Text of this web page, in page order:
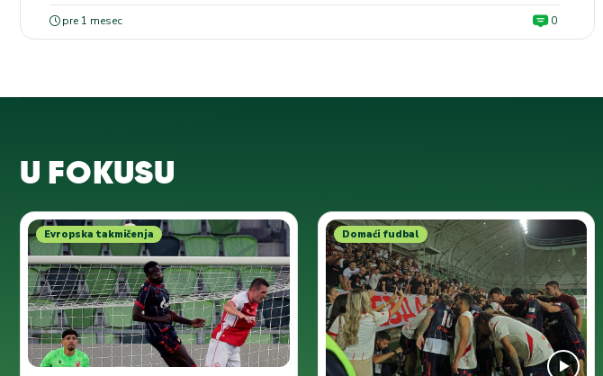
kao favoriti,...
pre 1 mesec 0
U FOKUSU
Evropska takmičenja Domaći fudbal